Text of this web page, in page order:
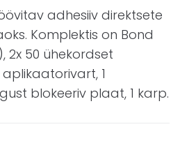
adhesiiv direktsete
Komplektis on Bond
2x 50 ühekordset
1
blokeeriv plaat, 1 karp.